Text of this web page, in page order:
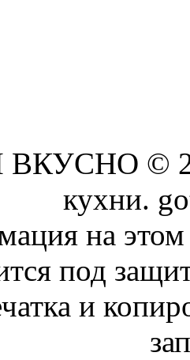
©
кухни.
на
под
и